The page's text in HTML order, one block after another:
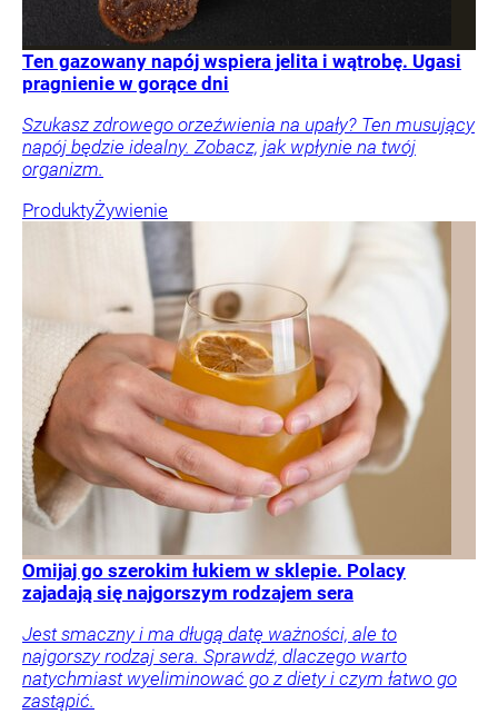
Ten gazowany napój wspiera jelita i wątrobę. Ugasi
pragnienie w gorące dni
Szukasz zdrowego orzeźwienia na upały? Ten musujący
napój będzie idealny. Zobacz, jak wpłynie na twój
organizm.
ProduktyŻywienie
Omijaj go szerokim łukiem w sklepie. Polacy
zajadają się najgorszym rodzajem sera
Jest smaczny i ma długą datę ważności, ale to
najgorszy rodzaj sera. Sprawdź, dlaczego warto
natychmiast wyeliminować go z diety i czym łatwo go
zastąpić.